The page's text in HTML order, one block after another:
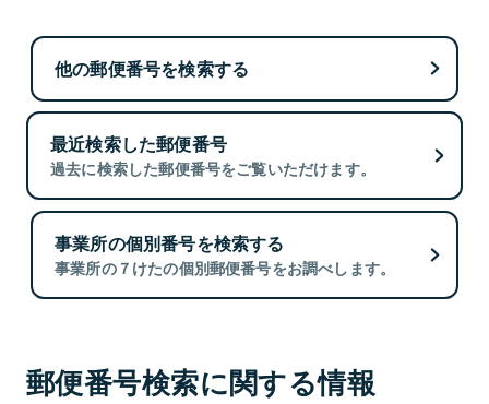
他の郵便番号を検索する
最近検索した郵便番号
過去に検索した郵便番号をご覧いただけます。
事業所の個別番号を検索する
事業所の７けたの個別郵便番号をお調べします。
郵便番号検索に関する情報